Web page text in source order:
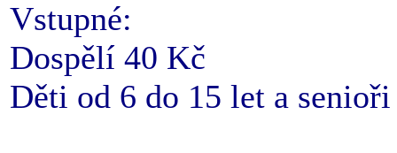
Vstupné:
Dospělí 40 Kč
Děti od 6 do 15 let a